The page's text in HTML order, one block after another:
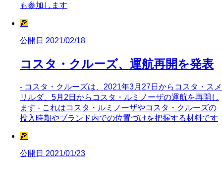
も参加します
🍕
公開日 2021/02/18
コスタ・クルーズ、運航再開を発表
- コスタ・クルーズは、2021年3月27日からコスタ・スメ
リルダ、5月2日からコスタ・ルミノーザの運航を再開し
ます - これはコスタ・ルミノーザやコスタ・クルーズの
投入時期やブランド内での位置づけを把握する材料です
🍕
公開日 2021/01/23